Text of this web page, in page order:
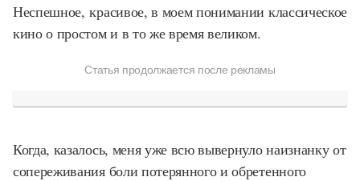
Неспешное, красивое, в моем понимании классическое
кино о простом и в то же время великом.
Статья продолжается после рекламы
Когда, казалось, меня уже всю вывернуло наизнанку от
сопереживания боли потерянного и обретенного